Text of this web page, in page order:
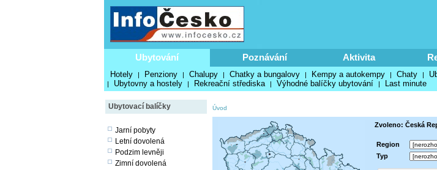
Ubytování Poznávání Aktivita
Hotely | Penziony | Chalupy | Chatky a bungalovy | Kempy a autokempy | Chaty |
| Ubytovny a hostely | Rekreační střediska | Výhodné balíčky ubytování | Last minute
Ubytovací balíčky
Jarní pobyty
Letní dovolená
Podzim levněji
Zimní dovolená
Úvod
Zvoleno: Česká
Region
Typ